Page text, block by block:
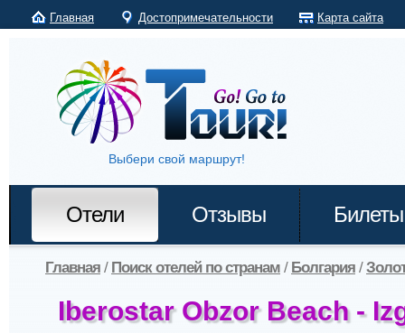
Главная Достопримечательности Карта сайта
Выбери свой маршрут!
Отели Отзывы Билеты
Главная / Поиск отелей по странам / Болгария /
Iberostar Obzor Beach -